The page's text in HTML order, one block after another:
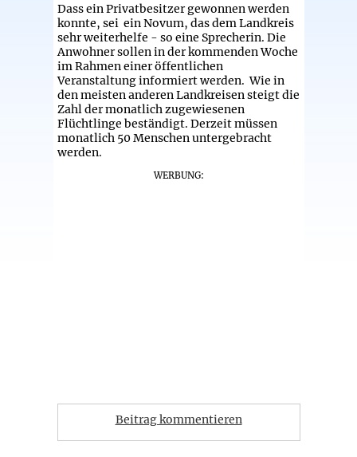
Dass ein Privatbesitzer gewonnen werden
konnte, sei ein Novum, das dem Landkreis
sehr weiterhelfe - so eine Sprecherin. Die
Anwohner sollen in der kommenden Woche
im Rahmen einer öffentlichen
Veranstaltung informiert werden. Wie in
den meisten anderen Landkreisen steigt die
Zahl der monatlich zugewiesenen
Flüchtlinge beständigt. Derzeit müssen
monatlich 50 Menschen untergebracht
werden.
WERBUNG:
Beitrag kommentieren